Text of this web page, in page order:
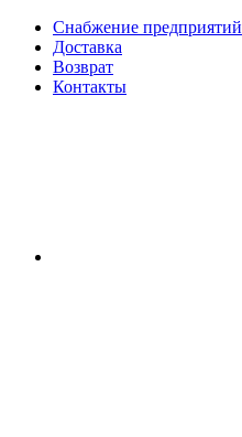
Снабжение предприятий
Доставка
Возврат
Контакты